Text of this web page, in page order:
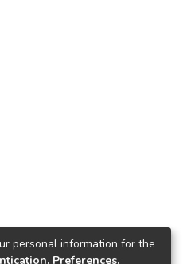
personal information for the
Preferences,